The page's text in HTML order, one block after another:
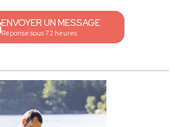
ENVOYER UN MESSAGE
Réponse sous 72 heures